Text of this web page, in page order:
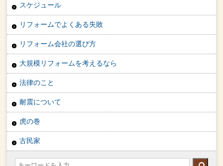
スケジュール
リフォームでよくある失敗
リフォーム会社の選び方
大規模リフォームを考えるなら
法律のこと
耐震について
虎の巻
古民家